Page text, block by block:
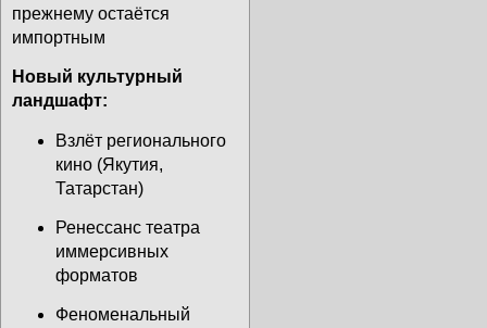
прежнему остаётся
импортным
Новый культурный
ландшафт:
Взлёт регионального
кино (Якутия,
Татарстан)
Ренессанс театра
иммерсивных
форматов
Феноменальный